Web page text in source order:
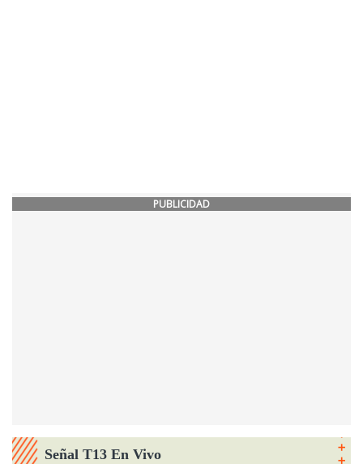
PUBLICIDAD
Señal T13 En Vivo